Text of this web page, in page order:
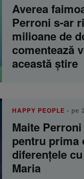
Averea
Perroni s-ar
milioane de
comentează
această știre
HAPPY PEOPLE • pe
Maite
pentru prima
diferențele
Maria